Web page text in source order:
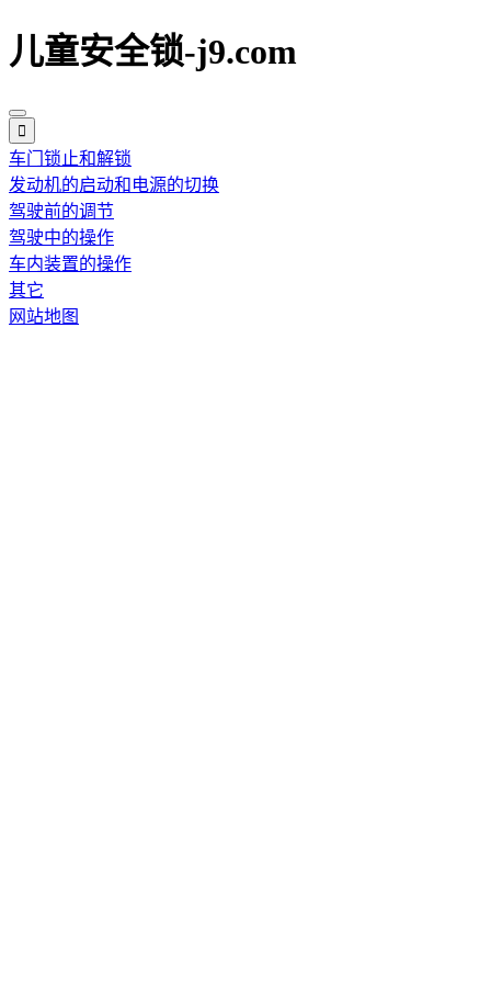
儿童安全锁-j9.com
车门锁止和解锁
发动机的启动和电源的切换
驾驶前的调节
驾驶中的操作
车内装置的操作
其它
网站地图